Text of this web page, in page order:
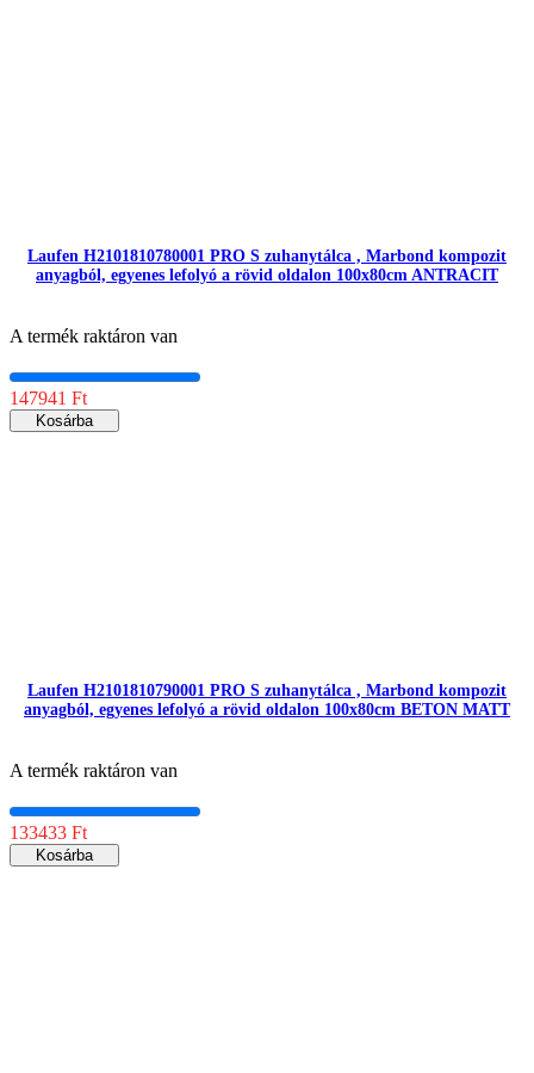
Laufen H2101810780001 PRO S zuhanytálca , Marbond kompozit
anyagból, egyenes lefolyó a rövid oldalon 100x80cm ANTRACIT
A termék raktáron van
147941 Ft
Kosárba
Laufen H2101810790001 PRO S zuhanytálca , Marbond kompozit
anyagból, egyenes lefolyó a rövid oldalon 100x80cm BETON MATT
A termék raktáron van
133433 Ft
Kosárba